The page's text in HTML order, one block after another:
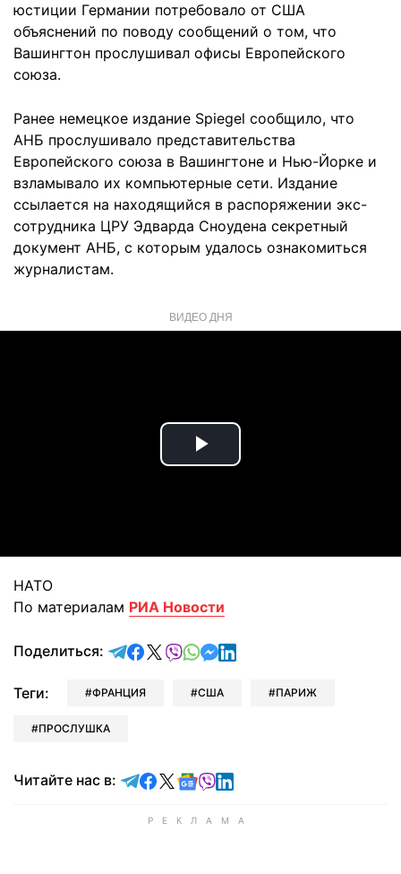
юстиции Германии потребовало от США
объяснений по поводу сообщений о том, что
Вашингтон прослушивал офисы Европейского
союза.
Ранее немецкое издание Spiegel сообщило, что
АНБ прослушивало представительства
Европейского союза в Вашингтоне и Нью-Йорке и
взламывало их компьютерные сети. Издание
ссылается на находящийся в распоряжении экс-
сотрудника ЦРУ Эдварда Сноудена секретный
документ АНБ, с которым удалось ознакомиться
журналистам.
ВИДЕО ДНЯ
Play
НАТО
По материалам РИА Новости
Поделиться: отправить в Telegram
поделиться в Facebook
поделиться в X
отправить в Viber
отправить в Whatsapp
отправить в Messenger
отправить в LinkedIn
Теги: ФРАНЦИЯ США ПАРИЖ
ПРОСЛУШКА
Читайте нас в: Читайте в Telegram
Читайте в Facebook
Читайте в X
Читайте в Google news
Читайте в Viber
Читайте в LinkedIn